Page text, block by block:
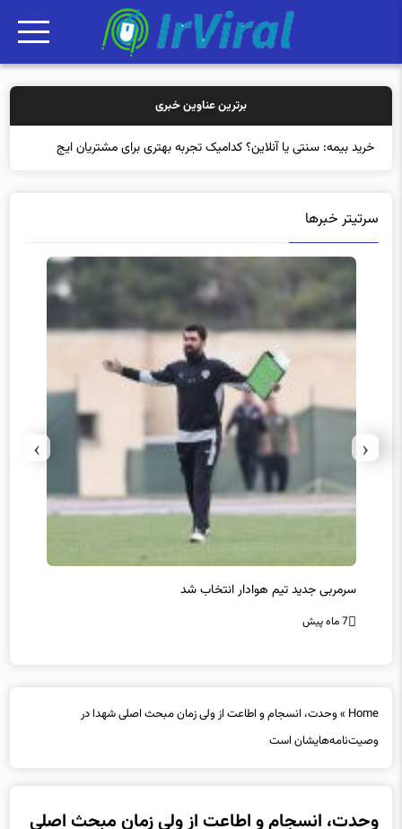
برترین عناوین خبری
خرید بیمه: سنتی یا آنلاین؟ کدامیک تجربه بهتری برای مشتریان ایجاد
سرتیتر خبرها
سرمربی جدید تیم هوادار انتخاب شد
Home
»وحدت، انسجام و اطاعت از ولی زمان مبحث اصلی شهدا در